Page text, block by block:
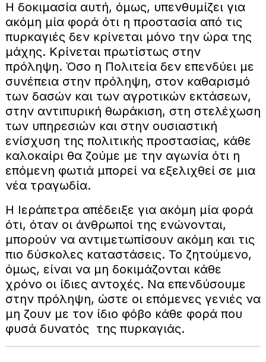
Η δοκιμασία αυτή, όμως, υπενθυμίζει για
ακόμη μία φορά ότι η προστασία από τις
πυρκαγιές δεν κρίνεται μόνο την ώρα της
μάχης. Κρίνεται πρωτίστως στην
πρόληψη. Όσο η Πολιτεία δεν επενδύει με
συνέπεια στην πρόληψη, στον καθαρισμό
των δασών και των αγροτικών εκτάσεων,
στην αντιπυρική θωράκιση, στη στελέχωση
των υπηρεσιών και στην ουσιαστική
ενίσχυση της πολιτικής προστασίας, κάθε
καλοκαίρι θα ζούμε με την αγωνία ότι η
επόμενη φωτιά μπορεί να εξελιχθεί σε μια
νέα τραγωδία.
Η Ιεράπετρα απέδειξε για ακόμη μία φορά
ότι, όταν οι άνθρωποί της ενώνονται,
μπορούν να αντιμετωπίσουν ακόμη και τις
πιο δύσκολες καταστάσεις. Το ζητούμενο,
όμως, είναι να μη δοκιμάζονται κάθε
χρόνο οι ίδιες αντοχές. Να επενδύσουμε
στην πρόληψη, ώστε οι επόμενες γενιές να
μη ζουν με τον ίδιο φόβο κάθε φορά που
φυσά δυνατός της πυρκαγιάς.